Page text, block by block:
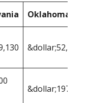
Oklahoma
&dollar;52,277
&dollar;197 723